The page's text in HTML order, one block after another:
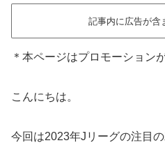
記事内に広告が含
＊本ページはプロモーション
こんにちは。
今回は2023年Jリーグの注目